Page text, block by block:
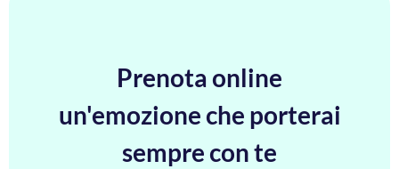
Prenota online
un'emozione che porterai
sempre con te